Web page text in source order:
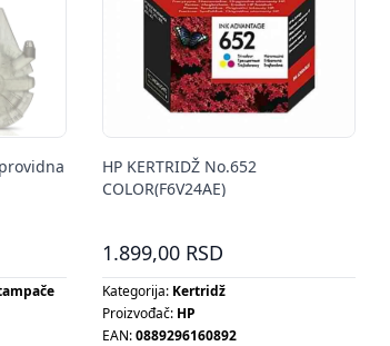
HP KERTRIDŽ No.652
COLOR(F6V24AE)
1.899,00 RSD
Kategorija: Kertridž
Proizvođač: HP
EAN:0889296160892